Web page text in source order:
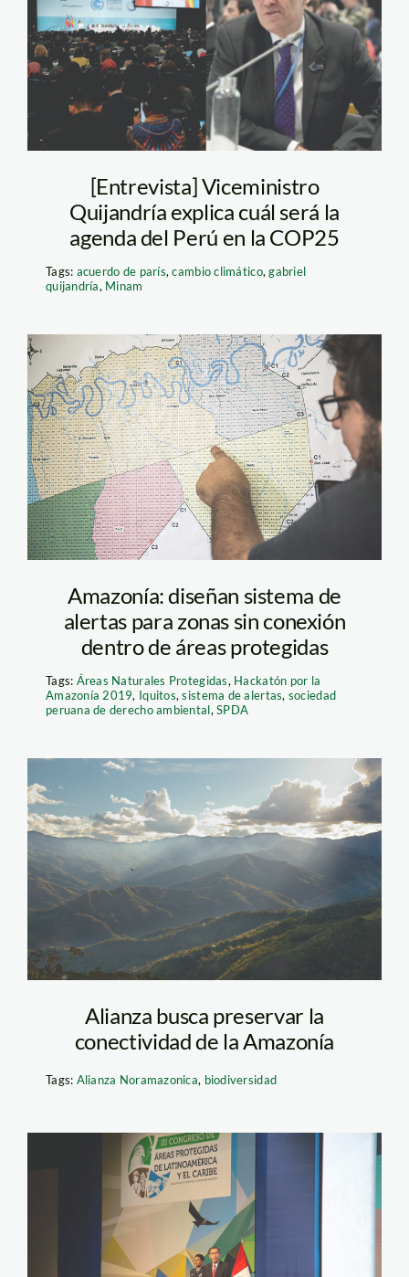
quijandria—cop25
[Entrevista] Viceministro
Quijandría explica cuál será la
agenda del Perú en la COP25
Tags: acuerdo de parís,cambio climático,gabriel
quijandría, Minam
Amazonía: diseñan sistema de
alertas para zonas sin conexión
dentro de áreas protegidas
Tags: Áreas Naturales Protegidas, Hackatón por la
Amazonía 2019, Iquitos,sistema de alertas, sociedad
peruana de derecho ambiental,SPDA
Chirinos-Jaen-SPDA-
Alianza-
Noramazonica
Alianza busca preservar la
conectividad de la Amazonía
Tags: Alianza Noramazonica, biodiversidad
CAPLAC-SPDA-
Vizcarra